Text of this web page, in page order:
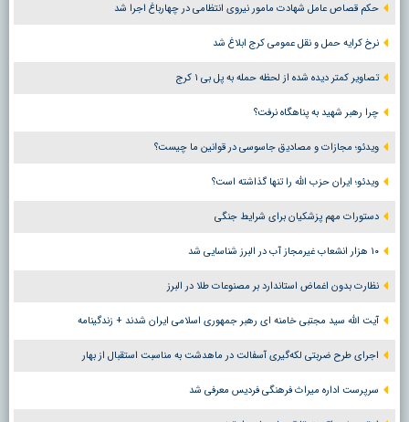
حکم قصاص عامل شهادت مامور نیروی انتظامی در چهارباغ اجرا شد
نرخ کرایه حمل و نقل عمومی کرج ابلاغ شد
تصاویر کمتر دیده شده از لحظه حمله به پل بی ۱ کرج
چرا رهبر شهید به پناهگاه نرفت؟
ویدئو؛ مجازات و مصادیق جاسوسی در قوانین ما چیست؟
ویدئو؛ ایران حزب الله را تنها گذاشته است؟
دستورات مهم پزشکیان برای شرایط جنگی
۱۰ هزار انشعاب غیرمجاز آب در البرز شناسایی شد
نظارت بدون اغماض استاندارد بر مصنوعات طلا در البرز
آیت الله سید مجتبی خامنه ای رهبر جمهوری اسلامی ایران شدند + زندگینامه
اجرای طرح ضربتی لکه‌گیری آسفالت در ماهدشت به مناسبت استقبال از بهار
سرپرست اداره میراث فرهنگی فردیس معرفی شد